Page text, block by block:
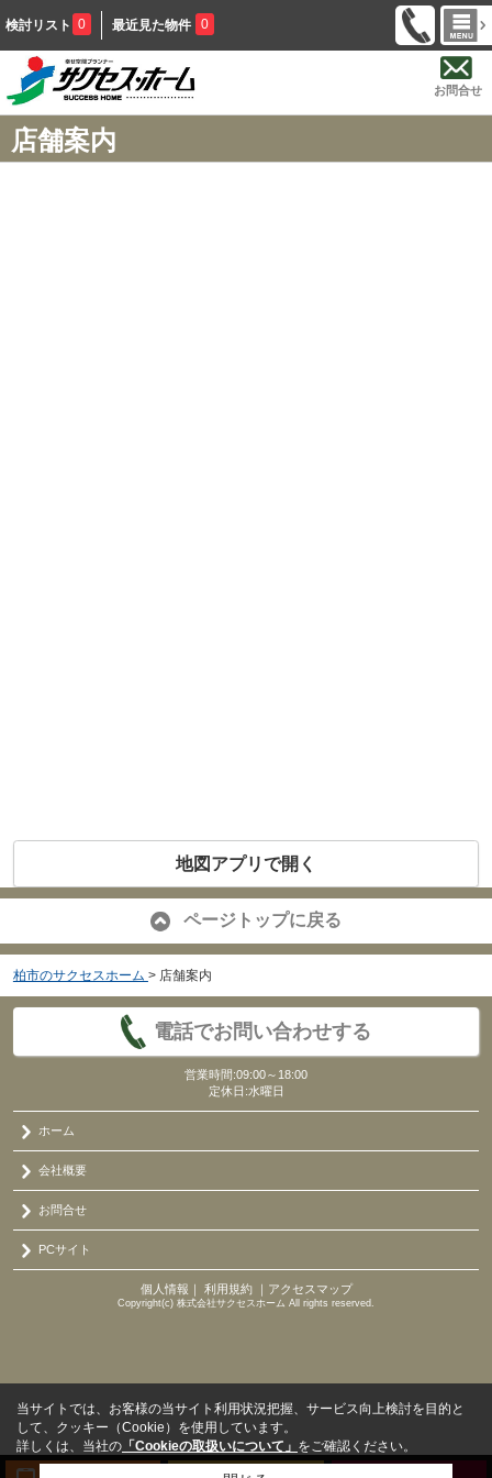
検討リスト 0 最近見た物件 0
お問合せ
店舗案内
地図アプリで開く
ページトップに戻る
柏市のサクセスホーム > 店舗案内
電話でお問い合わせする
営業時間:09:00～18:00
定休日:水曜日
ホーム
会社概要
お問合せ
PCサイト
個人情報 利用規約｜ アクセスマップ
Copyright(c) 株式会社サクセスホーム All rights reserved.
当サイトでは、お客様の当サイト利用状況把握、サービス向上検討を目的と
して、クッキー（Cookie）を使用しています。
詳しくは、当社の 「Cookieの取扱いについて」 をご確認ください。